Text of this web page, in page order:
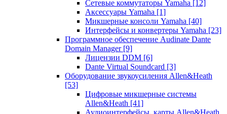
Сетевые коммутаторы Yamaha [12]
Аксессуары Yamaha [1]
Микшерные консоли Yamaha [40]
Интерфейсы и конвертеры Yamaha [23]
Программное обеспечение Audinate Dante
Domain Manager [9]
Лицензии DDM [6]
Dante Virtual Soundcard [3]
Оборудование звукоусиления Allen&Heath
[53]
Цифровые микшерные системы
Allen&Heath [41]
Аудиоинтерфейсы, карты Allen&Heath